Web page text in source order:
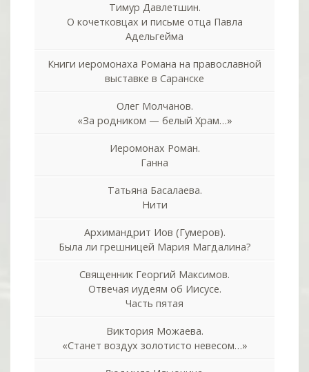
Тимур Давлетшин.
О кочетковцах и письме отца Павла
Адельгейма
Книги иеромонаха Романа на православной
выставке в Саранске
Олег Молчанов.
«За родником — белый Храм…»
Иеромонах Роман.
Ганна
Татьяна Басалаева.
Нити
Архимандрит Иов (Гумеров).
Была ли грешницей Мария Магдалина?
Священник Георгий Максимов.
Отвечая иудеям об Иисусе.
Часть пятая
Виктория Можаева.
«Станет воздух золотисто невесом…»